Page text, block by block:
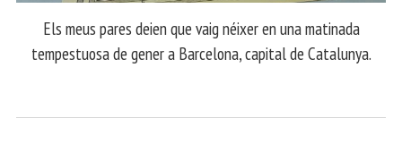
Els meus pares deien que vaig néixer en una matinada
tempestuosa de gener a Barcelona, capital de Catalunya.